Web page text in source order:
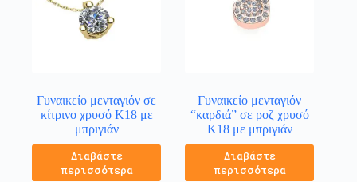
Γυναικείο μενταγιόν σε
κίτρινο χρυσό Κ18 με
μπριγιάν
Διαβάστε
περισσότερα
Γυναικείο μενταγιόν
“καρδιά” σε ροζ χρυσό
Κ18 με μπριγιάν
Διαβάστε
περισσότερα